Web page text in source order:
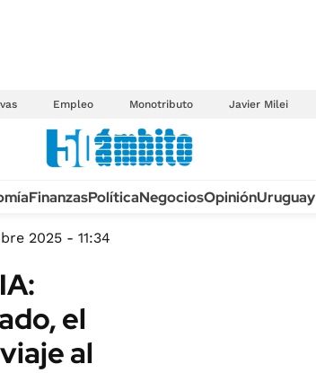
Empleo Monotributo Javier Milei
GENERAL
FinanzasPolíticaNegociosOpiniónUruguay
2025 - 11:34
el
al